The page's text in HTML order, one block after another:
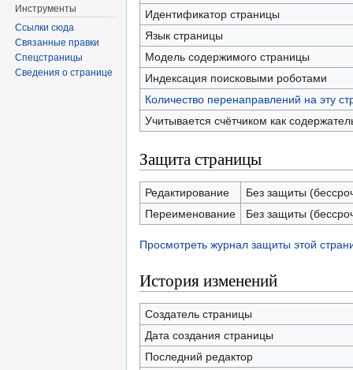
Идентификатор страницы
Язык страницы
Модель содержимого страницы
Индексация поисковыми роботами
Количество перенаправлений на эту
Учитывается счётчиком как
Защита страницы
Редактирование
Без защиты
Переименование
Без защиты
Просмотреть журнал защиты этой
История изменений
Создатель страницы
Дата создания страницы
Последний редактор
Инструменты
Ссылки сюда
Связанные правки
Спецстраницы
Сведения о странице